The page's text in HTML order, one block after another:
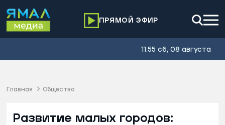
ПРЯМОЙ ЭФИР
11:55 сб, 08 августа
Главная Общество
Развитие малых городов: